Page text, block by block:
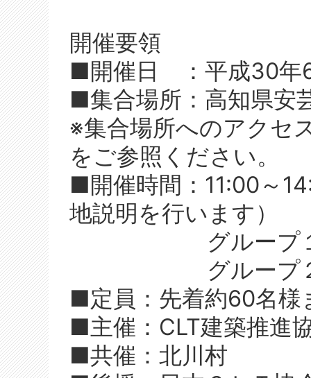
開催要領
■開催日 ：平成30年
■集合場所：高知県安
※集合場所へのアクセ
をご参照ください。
■開催時間：11:00～
地説明を行います）
グループ１：
グループ２：
■定員：先着約60名様
■主催：CLT建築推進
■共催：北川村